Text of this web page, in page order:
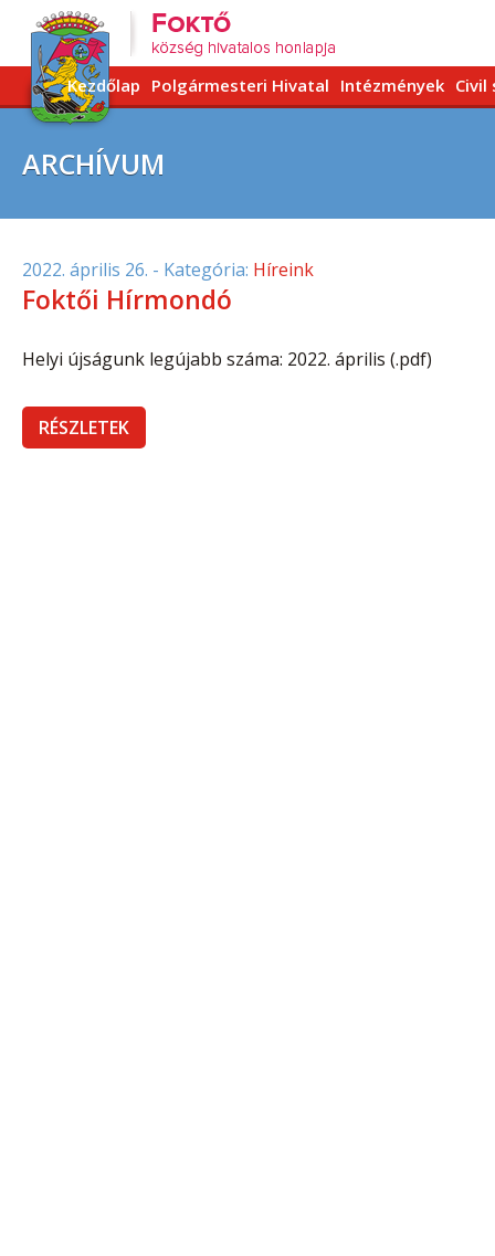
Kezdőlap Polgármesteri Hivatal Intézmények Civil
ARCHÍVUM
2022. április 26. - Kategória: Híreink
Foktői Hírmondó
Helyi újságunk legújabb száma: 2022. április (.pdf)
RÉSZLETEK